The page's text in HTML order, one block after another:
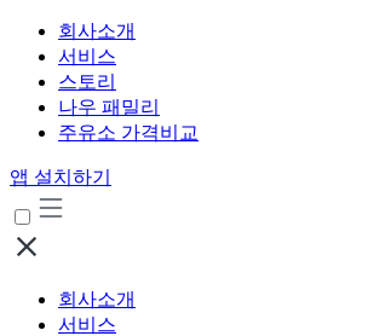
회사소개
서비스
스토리
나우 패밀리
주유소 가격비교
앱 설치하기
회사소개
서비스